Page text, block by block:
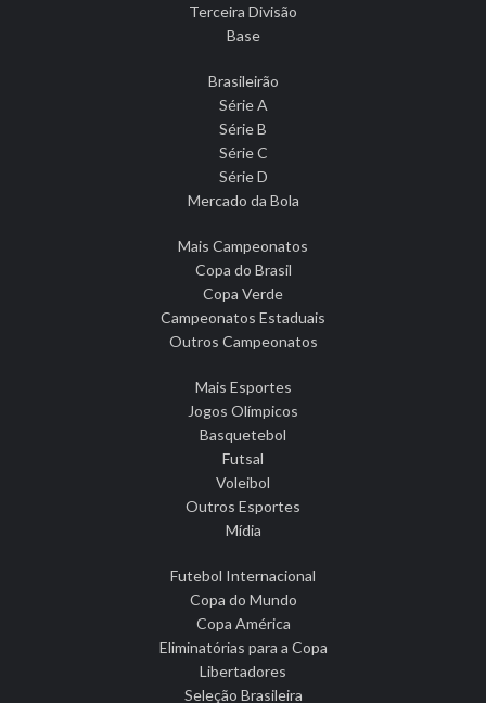
Terceira Divisão
Base
Brasileirão
Série A
Série B
Série C
Série D
Mercado da Bola
Mais Campeonatos
Copa do Brasil
Copa Verde
Campeonatos Estaduais
Outros Campeonatos
Mais Esportes
Jogos Olímpicos
Basquetebol
Futsal
Voleibol
Outros Esportes
Mídia
Futebol Internacional
Copa do Mundo
Copa América
Eliminatórias para a Copa
Libertadores
Seleção Brasileira